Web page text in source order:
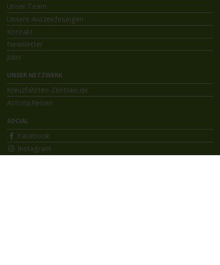
Unser Team
Unsere Auszeichnungen
Kontakt
Newsletter
Jobs
UNSER NETZWERK
Kreuzfahrten-Zentrale.de
Astoria.Reisen
SOCIAL
Facebook
Instagram